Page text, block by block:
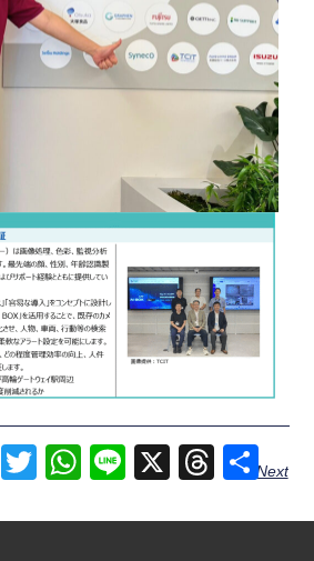
Next
Facebook
Twitter
WhatsApp
Line
X
分